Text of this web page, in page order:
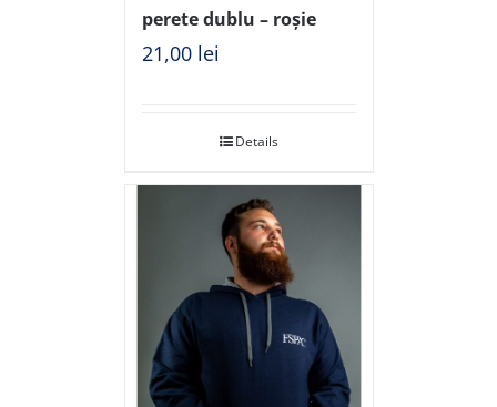
perete dublu – roșie
21,00 lei
Details